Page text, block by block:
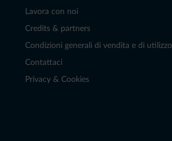
Lavora con noi
Credits & partners
Condizioni generali di vendita e di utilizzo
Contattaci
Privacy & Cookies